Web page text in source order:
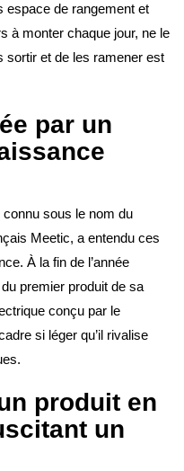
espace de rangement et
à monter chaque jour, ne le
sortir et de les ramener est
par un
sous le nom du
Meetic, a entendu ces
À la fin de l’année
premier produit de sa
conçu par le
si léger qu’il rivalise
produit en
un